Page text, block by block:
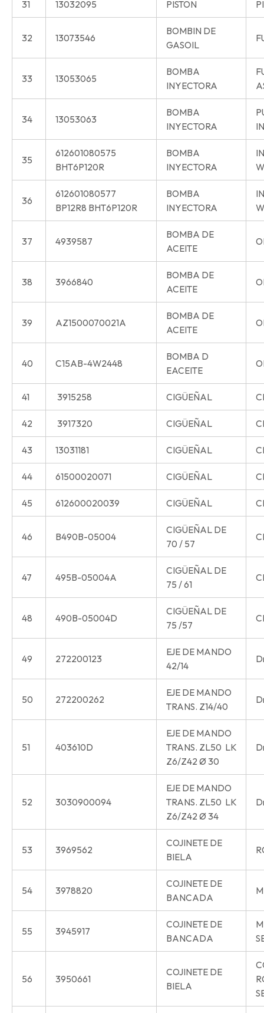
31 13032095 PISTON
32 13073546
BOMBIN DE
GASOIL
33 13053065
BOMBA
INYECTORA
34 13053063
BOMBA
INYECTORA
35
612601080575
BHT6P120R
BOMBA
INYECTORA
36
612601080577
BP12R8 BHT6P120R
BOMBA
INYECTORA
37 4939587
BOMBA DE
ACEITE
38 3966840
BOMBA DE
ACEITE
39 AZ1500070021A
BOMBA DE
ACEITE
40 C15AB-4W2448
BOMBA D
EACEITE
41 3915258 CIGÜEÑAL
42 3917320 CIGÜEÑAL
43 13031181 CIGÜEÑAL
44 61500020071 CIGÜEÑAL
45 612600020039 CIGÜEÑAL
46 B490B-05004
CIGÜEÑAL DE
70 / 57
47 495B-05004A
CIGÜEÑAL DE
75 / 61
48 490B-05004D
CIGÜEÑAL DE
75 /57
49 272200123
EJE DE MANDO
42/14
50 272200262
EJE DE MANDO
TRANS. Z14/40
51 403610D
EJE DE MANDO
TRANS. ZL50 LK
Z6/Z42 Ø 30
52 3030900094
EJE DE MANDO
TRANS. ZL50 LK
Z6/Z42 Ø 34
53 3969562
COJINETE DE
BIELA
54 3978820
COJINETE DE
BANCADA
55 3945917
COJINETE DE
BANCADA
56 3950661
COJINETE DE
BIELA